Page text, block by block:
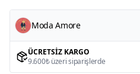
Moda Amore
ÜCRETSIZ KARGO
9.600₺ üzeri siparişlerde